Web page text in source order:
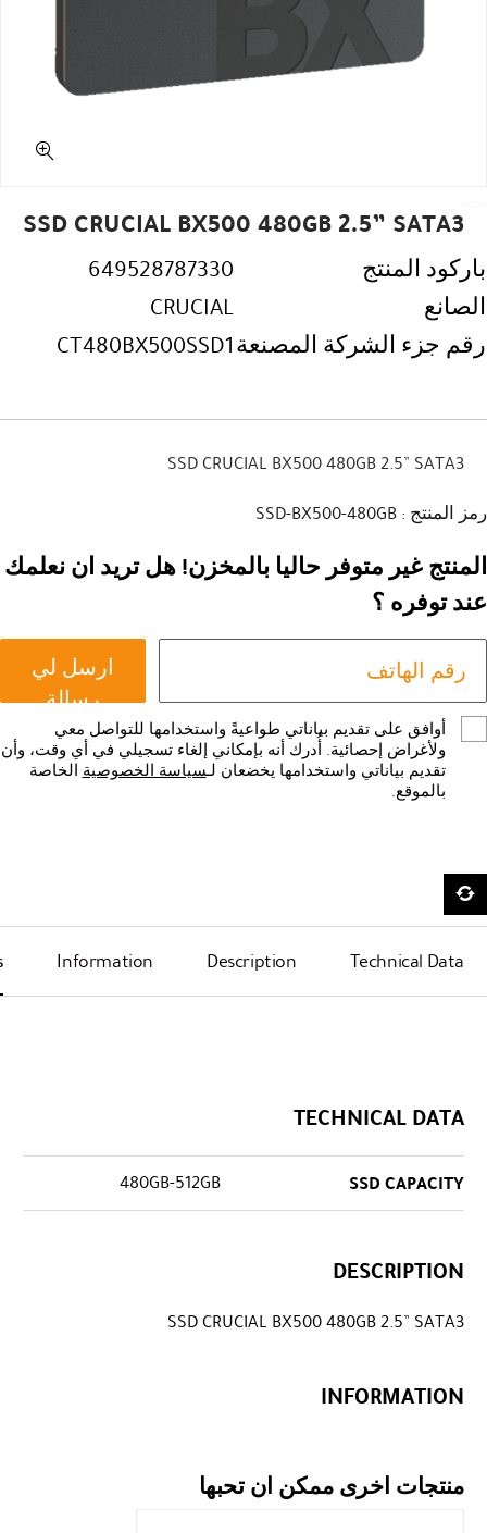
SSD CRUCIAL BX500 480GB 2.5” SATA3
باركود المنتج
649528787330
الصانع
CRUCIAL
رقم جزء الشركة المصنعةCT480BX500SSD1
SSD CRUCIAL BX500 480GB 2.5” SATA3
رمز المنتج : SSD-BX500-480GB
المنتج غير متوفر حاليا بالمخزن! هل تريد ان نعلمك
عند توفره ؟
ارسل لي
رسالة
أوافق على تقديم بياناتي طواعيةً واستخدامها للتواصل معي
ولأغراض إحصائية. أُدرك أنه بإمكاني إلغاء تسجيلي في أي وقت، وأن
تقديم بياناتي واستخدامها يخضعان لـسياسة الخصوصية الخاصة
بالموقع.
Technical Data
Description
Information
TECHNICAL DATA
SSD CAPACITY
480GB-512GB
DESCRIPTION
SSD CRUCIAL BX500 480GB 2.5” SATA3
INFORMATION
منتجات اخرى ممكن ان تحبها